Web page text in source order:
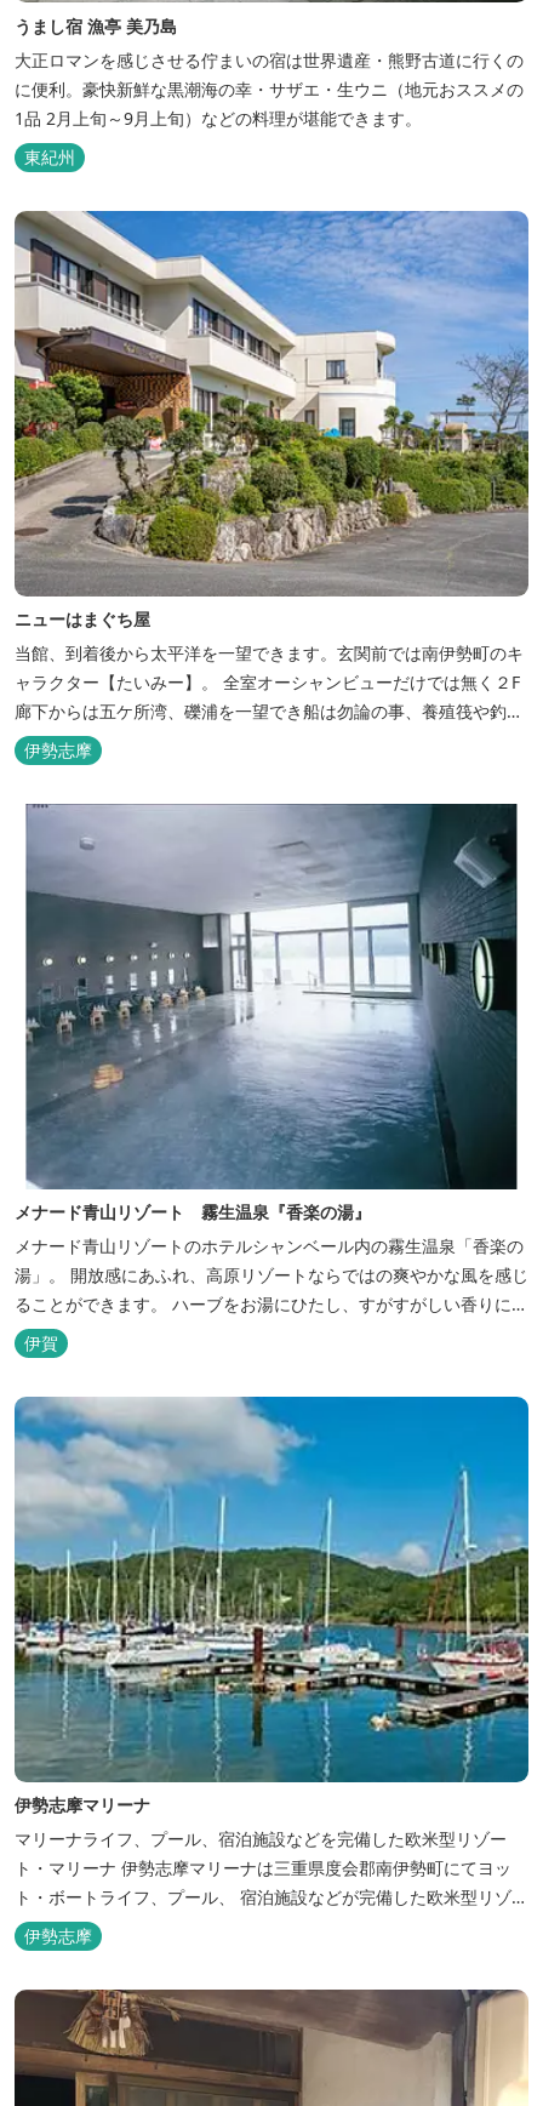
うまし宿 漁亭 美乃島
大正ロマンを感じさせる佇まいの宿は世界遺産・熊野古道に行くの
に便利。豪快新鮮な黒潮海の幸・サザエ・生ウニ（地元おススメの
1品 2月上旬～9月上旬）などの料理が堪能できます。
東紀州
ニューはまぐち屋
当館、到着後から太平洋を一望できます。玄関前では南伊勢町のキ
ャラクター【たいみー】。 全室オーシャンビューだけでは無く２F
廊下からは五ケ所湾、礫浦を一望でき船は勿論の事、養殖筏や釣り
堀筏などみる事ができます。 当館一押しのお部屋【大島】からは太
平洋を一望。マグロの養殖筏、夜には漁師さん達の船の光がみえ対
伊勢志摩
メナード青山リゾート 霧生温泉『香楽の湯』
メナード青山リゾートのホテルシャンベール内の霧生温泉「香楽の
湯」。 開放感にあふれ、高原リゾートならではの爽やかな風を感じ
ることができます。 ハーブをお湯にひたし、すがすがしい香りに心
あらわれる「香りの湯」は、特に女性の方に人気です。 その他、
広々とした空間とたっぷりのお湯が魅力の「大浴場」、高原の景色
を満喫できる「露天風呂」、さらに「ミストサウナ」の合計4種の
お湯をお楽しみいただけま...
伊賀
伊勢志摩マリーナ
マリーナライフ、プール、宿泊施設などを完備した欧米型リゾー
ト・マリーナ 伊勢志摩マリーナは三重県度会郡南伊勢町にてヨッ
ト・ボートライフ、プール、 宿泊施設などが完備した欧米型リゾー
ト・マリーナの管理・運営を行っております。
伊勢志摩